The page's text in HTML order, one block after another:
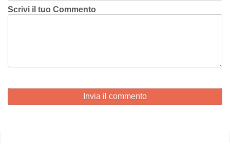
Scrivi il tuo Commento
Invia il commento